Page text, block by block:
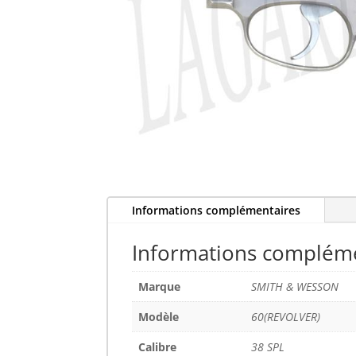
Informations complémentaires
Informations
Marque
SMITH & WESSON
Modèle
60(REVOLVER)
Calibre
38 SPL